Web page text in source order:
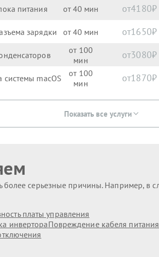
питания 40 4180
зарядки 40 1650
100 3080
системы macOS 100 1870
Показать все услуги
более серьезные причины. Например, в
платы управления
инвертораПовреждение кабеля питания